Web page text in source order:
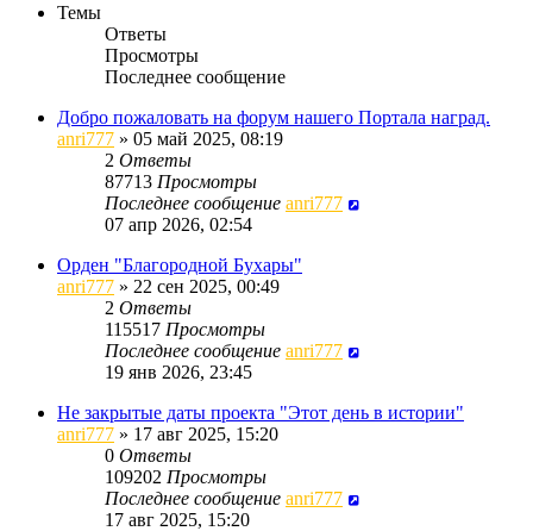
Темы
Ответы
Просмотры
Последнее сообщение
Добро пожаловать на форум нашего Портала наград.
anri777 » 05 май 2025, 08:19
2 Ответы
87713 Просмотры
Последнее сообщение anri777
07 апр 2026, 02:54
Орден "Благородной Бухары"
anri777 » 22 сен 2025, 00:49
2 Ответы
115517 Просмотры
Последнее сообщение anri777
19 янв 2026, 23:45
Не закрытые даты проекта "Этот день в истории"
anri777 » 17 авг 2025, 15:20
0 Ответы
109202 Просмотры
Последнее сообщение anri777
17 авг 2025, 15:20